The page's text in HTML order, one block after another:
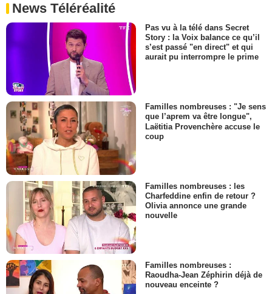
News Téléréalité
Pas vu à la télé dans Secret
Story : la Voix balance ce qu’il
s’est passé "en direct" et qui
aurait pu interrompre le prime
Familles nombreuses : "Je sens
que l’aprem va être longue",
Laëtitia Provenchère accuse le
coup
Familles nombreuses : les
Charfeddine enfin de retour ?
Olivia annonce une grande
nouvelle
Familles nombreuses :
Raoudha-Jean Zéphirin déjà de
nouveau enceinte ?